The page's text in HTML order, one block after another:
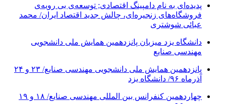
پدیده‌ای به نام دامپینگ اقتصادی; توسعه‌ی بی رویه‌ی
فروشگاه‌های زنجیره‌ای، چالش جدید اقتصاد ایران/ محمد
عبائی شوشتری
دانشگاه یزد میزبان پانزدهمین همایش ملی دانشجویی
مهندسی صنایع
پانزدهمین همایش ملی دانشجویی مهندسی صنایع/ ۲۳ و ۲۴
آذرماه ۹۶/ دانشگاه یزد
چهاردهمین کنفرانس بین المللی مهندسی صنایع/ ۱۸ و ۱۹